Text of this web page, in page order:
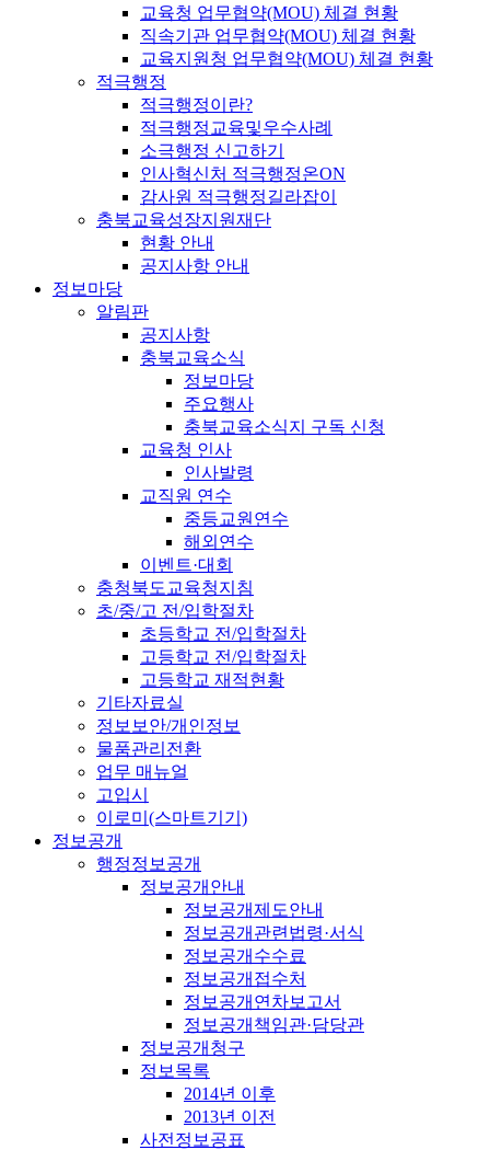
교육청 업무협약(MOU) 체결 현황
직속기관 업무협약(MOU) 체결 현황
교육지원청 업무협약(MOU) 체결 현황
적극행정
적극행정이란?
적극행정교육및우수사례
소극행정 신고하기
인사혁신처 적극행정온ON
감사원 적극행정길라잡이
충북교육성장지원재단
현황 안내
공지사항 안내
정보마당
알림판
공지사항
충북교육소식
정보마당
주요행사
충북교육소식지 구독 신청
교육청 인사
인사발령
교직원 연수
중등교원연수
해외연수
이벤트·대회
충청북도교육청지침
초/중/고 전/입학절차
초등학교 전/입학절차
고등학교 전/입학절차
고등학교 재적현황
기타자료실
정보보안/개인정보
물품관리전환
업무 매뉴얼
고입시
이로미(스마트기기)
정보공개
행정정보공개
정보공개안내
정보공개제도안내
정보공개관련법령·서식
정보공개수수료
정보공개접수처
정보공개연차보고서
정보공개책임관·담당관
정보공개청구
정보목록
2014년 이후
2013년 이전
사전정보공표